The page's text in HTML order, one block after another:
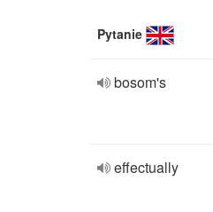
Pytanie
bosom's
effectually